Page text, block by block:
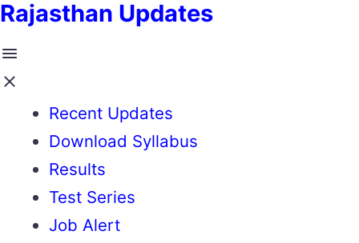
Rajasthan Updates
Recent Updates
Download Syllabus
Results
Test Series
Job Alert